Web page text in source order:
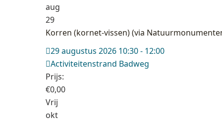
aug
29
Korren (kornet-vissen) (via
29 augustus 2026 10:30 - 12:00
Activiteitenstrand Badweg
Prijs:
€0,00
Vrij
okt